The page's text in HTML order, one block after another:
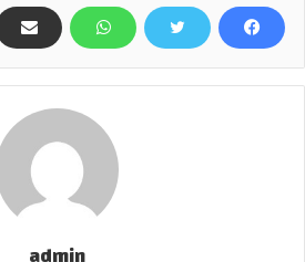
واصلت سلسلة انتصاراتها المتتالية على
الانتصار العاشر تواليا في العام الجاري.
وكسبت جابر المباراة بعد أن كانت
بوزكوفا (6-3)، لكنها عادت في